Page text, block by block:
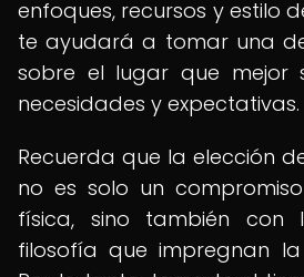
enfoques, recursos y estilo
te ayudará a tomar una
sobre el lugar que
necesidades y expectativas.
Recuerda que la elección
no es solo un
física, sino también con
filosofía que impregnan